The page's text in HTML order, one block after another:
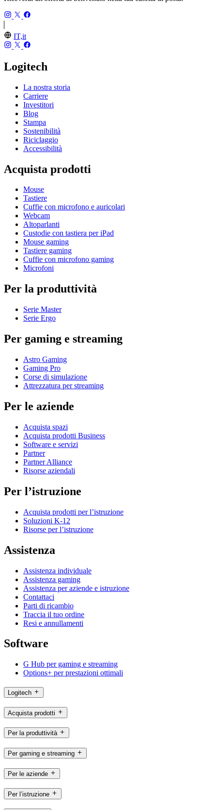
IT,it
Logitech
La nostra storia
Carriere
Investitori
Blog
Stampa
Sostenibilità
Riciclaggio
Accessibilità
Acquista prodotti
Mouse
Tastiere
Cuffie con microfono e auricolari
Webcam
Altoparlanti
Custodie con tastiera per iPad
Mouse gaming
Tastiere gaming
Cuffie con microfono gaming
Microfoni
Per la produttività
Serie Master
Serie Ergo
Per gaming e streaming
Astro Gaming
Gaming Pro
Corse di simulazione
Attrezzatura per streaming
Per le aziende
Acquista spazi
Acquista prodotti Business
Software e servizi
Partner
Partner Alliance
Risorse aziendali
Per l’istruzione
Acquista prodotti per l’istruzione
Soluzioni K-12
Risorse per l’istruzione
Assistenza
Assistenza individuale
Assistenza gaming
Assistenza per aziende e istruzione
Contattaci
Parti di ricambio
Traccia il tuo ordine
Resi e annullamenti
Software
G Hub per gaming e streaming
Options+ per prestazioni ottimali
Logitech
Acquista prodotti
Per la produttività
Per gaming e streaming
Per le aziende
Per l’istruzione